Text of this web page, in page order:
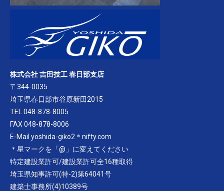
株式会社 吉田技工 春日部支店
〒344-0035
埼玉県春日部市谷原新田2015
TEL 048-878-8005
FAX 048-878-8006
E-Mail yoshida-giko2＊nifty.com
＊星マークを「@」に変えてください
特定建設業許可/建設業許可全16種取得
埼玉県知事許可(特-2)第64041号
建築士事務所(4)10389号